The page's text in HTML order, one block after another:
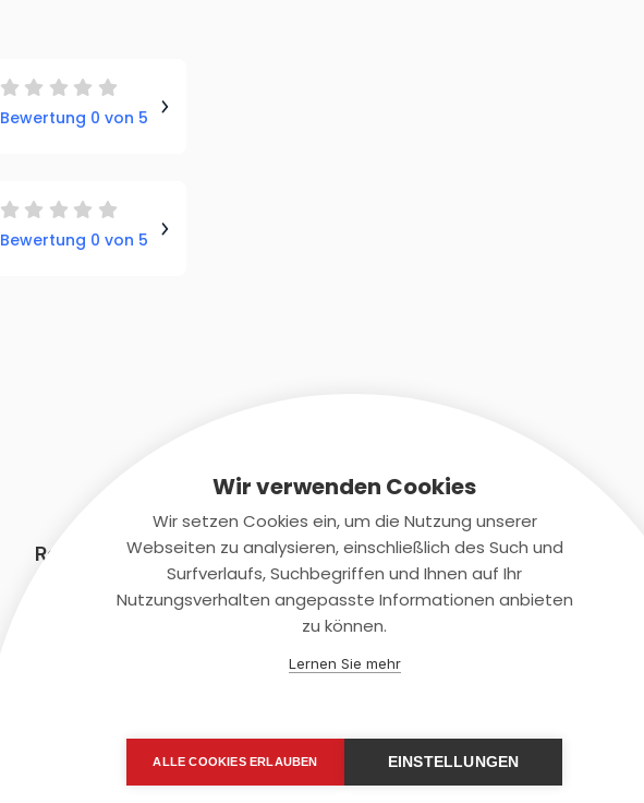
Bewertung 0 von 5
Bewertung 0 von 5
Rechtliches Kontaktiere uns
+(49)2131/708-4280
Wir verwenden Cookies
Wir setzen Cookies ein, um die Nutzung unserer
Webseiten zu analysieren, einschließlich des Such und
Surfverlaufs, Suchbegriffen und Ihnen auf Ihr
Nutzungsverhalten angepasste Informationen anbieten
zu können.
Lernen Sie mehr
ALLE COOKIES ERLAUBEN EINSTELLUNGEN